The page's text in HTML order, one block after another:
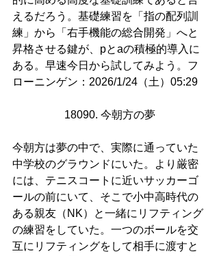
えるだろう。基礎練習を「指の配列訓
練」から「右手機能の総合開発」へと
昇格させる鍵が、pとaの積極的導入に
ある。早速今日から試してみよう。フ
ローニンゲン：2026/1/24（土）05:29
18090. 今朝方の夢
今朝方は夢の中で、実際に通っていた
中学校のグラウンドにいた。より厳密
には、テニスコートに近いサッカーゴ
ールの前にいて、そこで小中高時代の
ある親友（NK）と一緒にリフティング
の練習をしていた。一つのボールを交
互にリフティングをして相手に渡すと